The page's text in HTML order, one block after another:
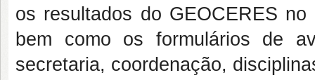
os resultados do GEOCERES
bem como os formulários de
secretaria, coordenação,